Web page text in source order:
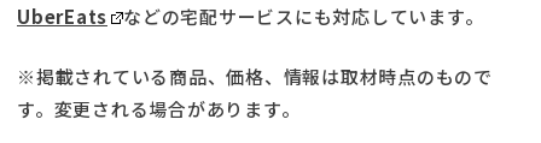
UberEats
などの宅配サービスにも対応しています。
※掲載されている商品、価格、情報は取材時点のもので
す。変更される場合があります。